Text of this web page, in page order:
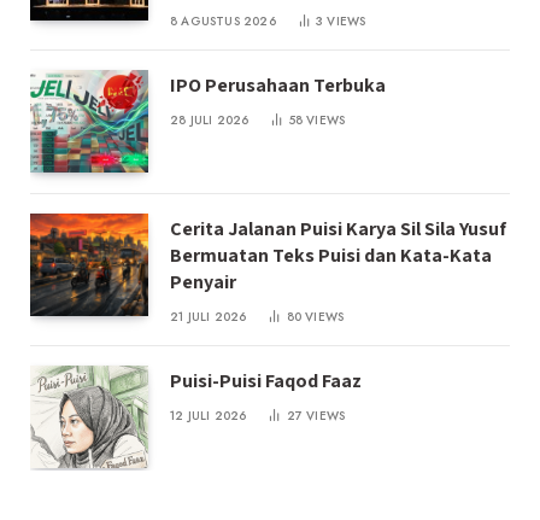
8 AGUSTUS 2026 3VIEWS
IPO Perusahaan Terbuka
28 JULI 2026 58VIEWS
Cerita Jalanan Puisi Karya Sil Sila Yusuf
Bermuatan Teks Puisi dan Kata-Kata
Penyair
21 JULI 2026 80VIEWS
Puisi-Puisi Faqod Faaz
12 JULI 2026 27VIEWS